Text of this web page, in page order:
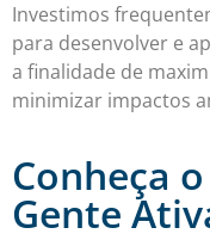
Investimos
para desenvolver e
a finalidade de
minimizar impactos
Conheça
Gente